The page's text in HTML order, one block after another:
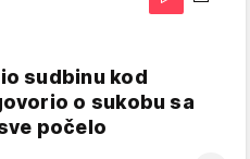
sudbinu kod
o sukobu sa
počelo